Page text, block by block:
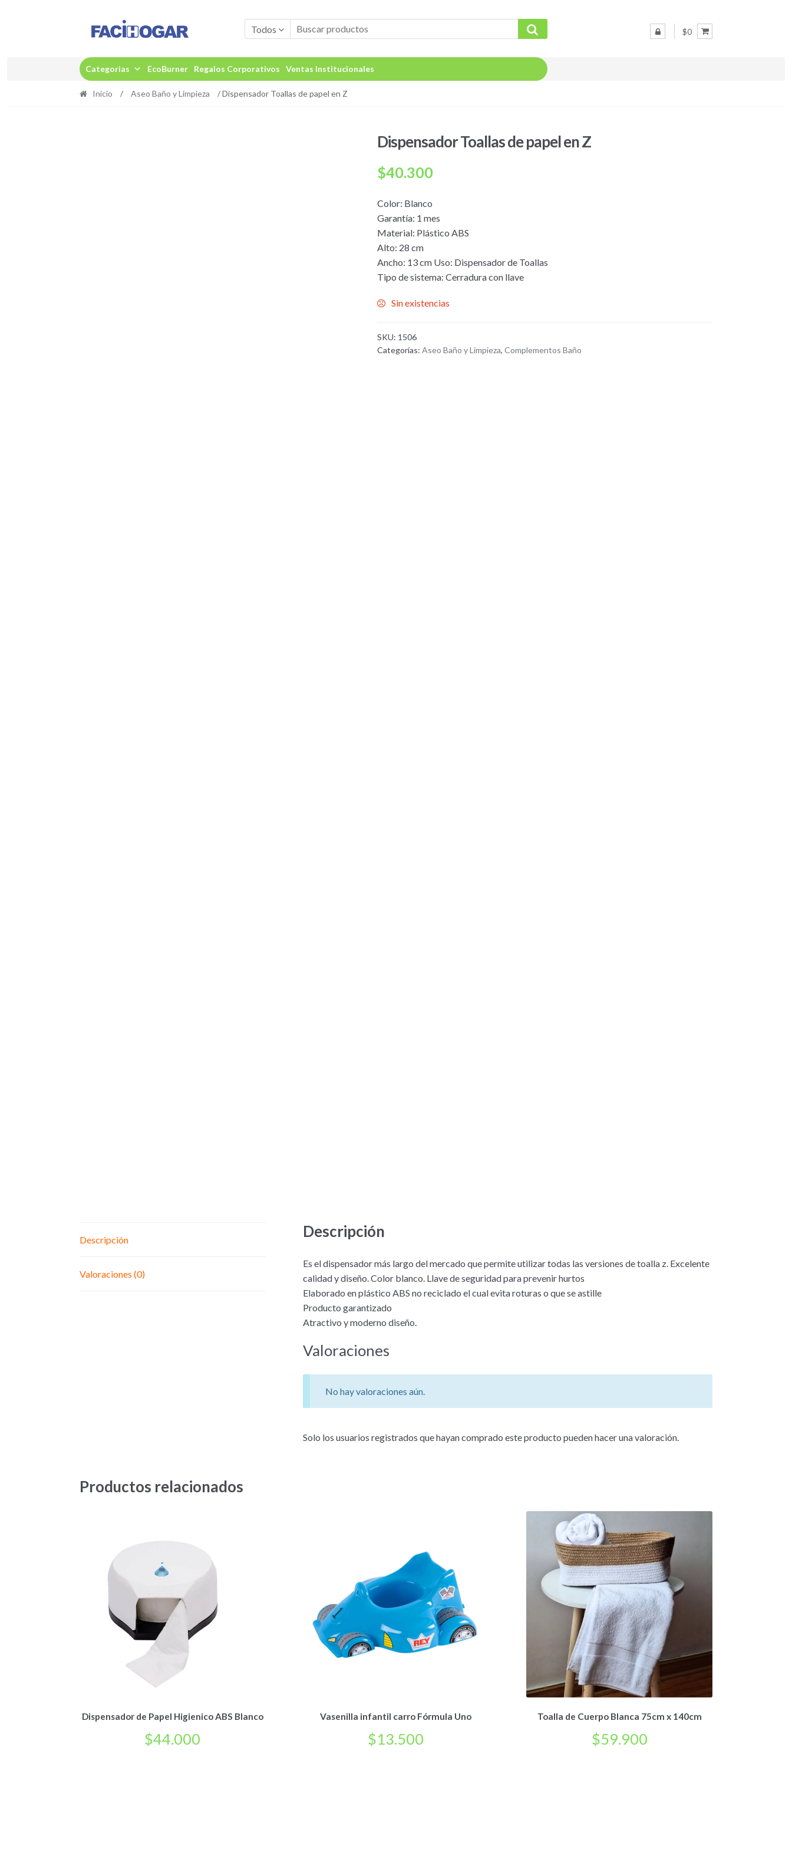
contenido
Todos $0
Categorias EcoBurner Regalos Corporativos Ventas Institucionales
Inicio / Aseo Baño y Limpieza / Dispensador Toallas de papel en Z
Dispensador Toallas de papel en Z
$40.300
Color: Blanco
Garantía: 1 mes
Material: Plástico ABS
Alto: 28 cm
Ancho: 13 cm Uso: Dispensador de Toallas
Tipo de sistema: Cerradura con llave
Sin existencias
SKU: 1506
Categorías:Aseo Baño y Limpieza,Complementos Baño
Descripción
Valoraciones (0)
Descripción
Es el dispensador más largo del mercado que permite utilizar todas las versiones de toalla z. Excelente
calidad y diseño. Color blanco. Llave de seguridad para prevenir hurtos
Elaborado en plástico ABS no reciclado el cual evita roturas o que se astille
Producto garantizado
Atractivo y moderno diseño.
Valoraciones
No hay valoraciones aún.
Solo los usuarios registrados que hayan comprado este producto pueden hacer una valoración.
Productos relacionados
Dispensador de Papel Higienico ABS Blanco
$44.000
Vasenilla infantil carro Fórmula Uno
$13.500
Toalla de Cuerpo Blanca 75cm x 140cm
$59.900